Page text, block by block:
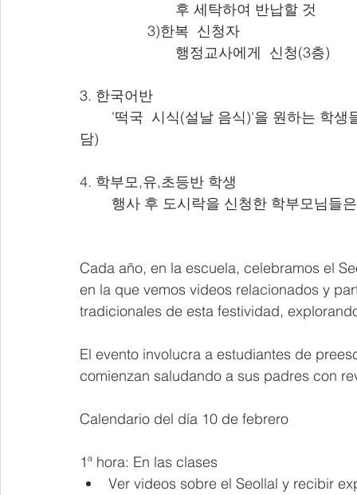
     			후 세탁하여 반납할 것
  		 3)한복  신청자
     			행정교사에게  신청(3층)
3. 한국어반
담)
4. 학부모,유,초등반 학생
행사 후 도시락을 신청한 학부모님들
Cada año, en la escuela, celebramos el
en la que vemos videos relacionados y
tradicionales de esta festividad,
El evento involucra a estudiantes de
comienzan saludando a sus padres con
Calendario del día 10 de febrero
1ª hora: En las clases
Ver videos sobre el Seollal y recibir